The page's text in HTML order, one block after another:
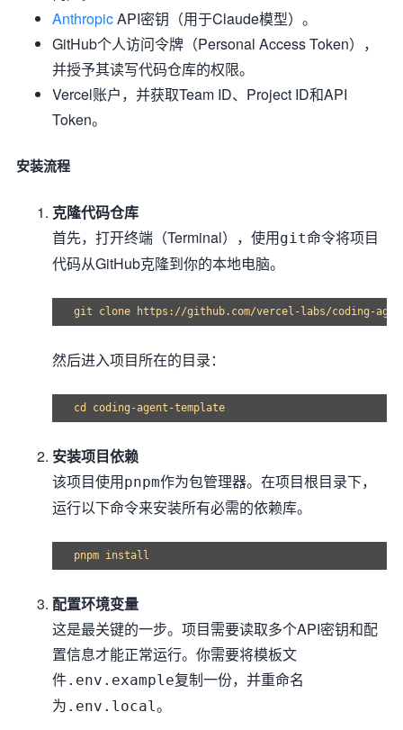
AnthropicAPI密钥（用于Claude模型）。
GitHub个人访问令牌（Personal Access Token），
并授予其读写代码仓库的权限。
Vercel账户，并获取Team ID、Project ID和API
Token。
安装流程
克隆代码仓库
首先，打开终端（Terminal），使用git命令将项目
代码从GitHub克隆到你的本地电脑。
然后进入项目所在的目录：
安装项目依赖
该项目使用pnpm作为包管理器。在项目根目录下，
运行以下命令来安装所有必需的依赖库。
配置环境变量
这是最关键的一步。项目需要读取多个API密钥和配
置信息才能正常运行。你需要将模板文
件.env.example复制一份，并重命名
为 .env.local 。